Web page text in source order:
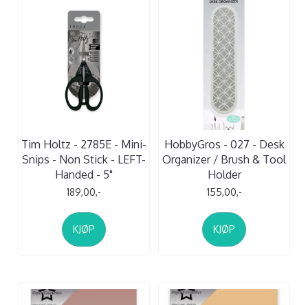
Tim Holtz - 2785E - Mini-
Snips - Non Stick - LEFT-
Handed - 5"
189,00,-
KJØP
HobbyGros - 027 - Desk
Organizer / Brush & Tool
Holder
155,00,-
KJØP